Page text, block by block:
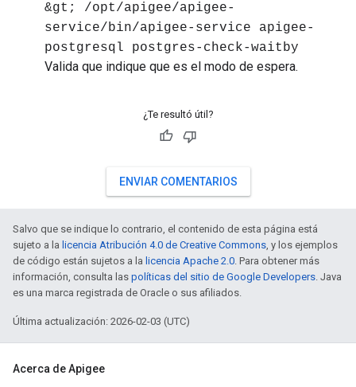
&gt; /opt/apigee/apigee-
service/bin/apigee-service apigee-
postgresql postgres-check-waitby
Valida que indique que es el modo de espera.
¿Te resultó útil?
ENVIAR COMENTARIOS
Salvo que se indique lo contrario, el contenido de esta página está
sujeto a la licencia Atribución 4.0 de Creative Commons, y los ejemplos
de código están sujetos a la licencia Apache 2.0. Para obtener más
información, consulta las políticas del sitio de Google Developers. Java
es una marca registrada de Oracle o sus afiliados.
Última actualización: 2026-02-03 (UTC)
Acerca de Apigee